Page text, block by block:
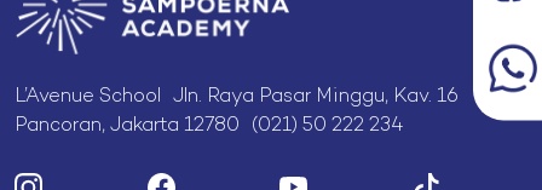
L’Avenue School Jln. Raya Pasar Minggu, Kav. 16
Pancoran, Jakarta 12780 (021) 50 222 234